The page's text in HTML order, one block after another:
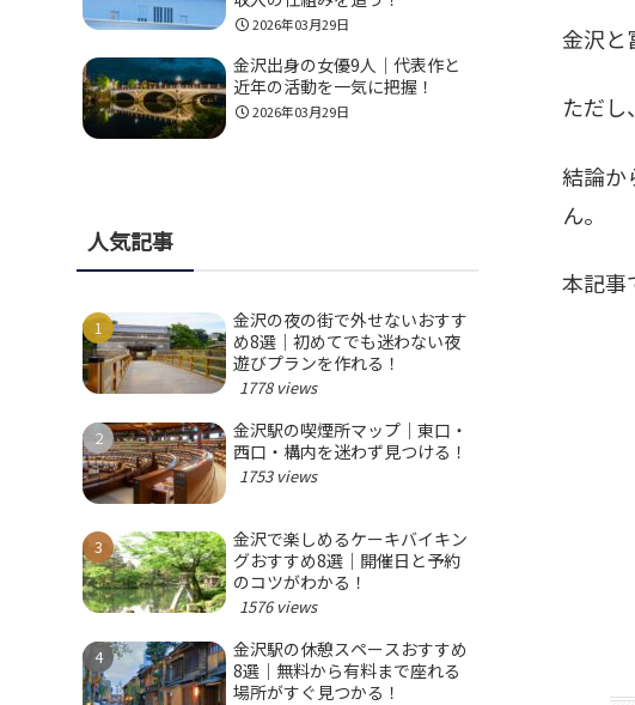
金沢と
ただ
結論か
ん。
本記事
2026年03月29日
金沢出身の女優9人｜代表作と
近年の活動を一気に把握！
2026年03月29日
人気記事
金沢の夜の街で外せないおすす
め8選｜初めてでも迷わない夜
遊びプランを作れる！
1778 views
金沢駅の喫煙所マップ｜東口・
西口・構内を迷わず見つける！
1753 views
金沢で楽しめるケーキバイキン
グおすすめ8選｜開催日と予約
のコツがわかる！
1576 views
金沢駅の休憩スペースおすすめ
8選｜無料から有料まで座れる
場所がすぐ見つかる！